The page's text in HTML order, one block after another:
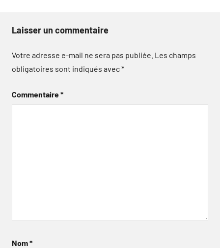
Laisser un commentaire
Votre adresse e-mail ne sera pas publiée. Les champs
obligatoires sont indiqués avec*
Commentaire*
Nom*